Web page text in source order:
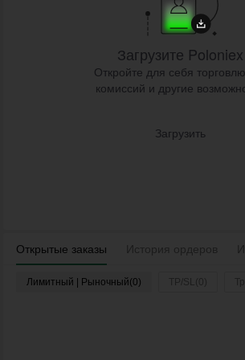
Открытые заказы История ордеров
Лимитный | Рыночный(0) TP/SL(0)
Загрузите Poloniex
Откройте для себя
комиссий и другие
Загрузить